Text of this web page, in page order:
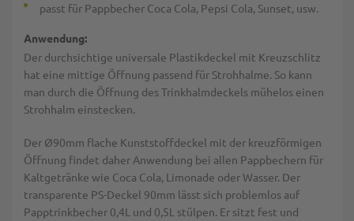
passt für Pappbecher Coca Cola, Pepsi Cola, Sunset, usw.
Anwendung:
Der durchsichtige universale Plastikdeckel mit Kreuzschlitz
hat eine mittige Öffnung passend für Strohhalme. So kann
man durch die Öffnung des Trinkhalmdeckels mühelos einen
Strohhalm einstecken.
Der Ø90mm flache Kunststoffdeckel mit der kreuzförmigen
Öffnung findet daher Anwendung bei allen Pappbechern für
Kaltgetränke wie Coca Cola, Limonade oder Wasser. Der
transparente PS-Deckel 90mm lässt sich problemlos auf
Papptrinkbecher 0,4L und 0,5L stülpen. Er sitzt fest und